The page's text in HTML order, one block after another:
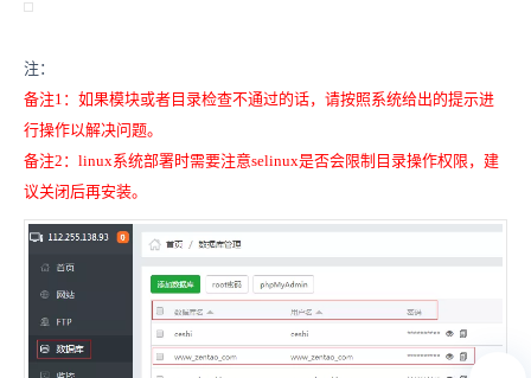
注：
备注1：如果模块或者目录检查不通过的话，请按照系统给出的提示进
行操作以解决问题。
备注2：linux系统部署时需要注意selinux是否会限制目录操作权限，建
议关闭后再安装。